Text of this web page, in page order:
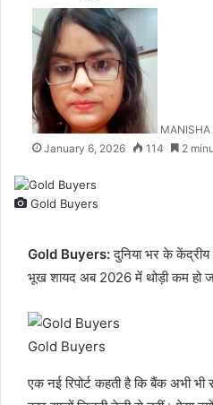
MANISHA
January 6, 2026
114 2
Gold Buyers
Gold Buyers:दुनिया भर के
भूख शायद अब 2026 में थोड़ी कम हो
Gold Buyers
एक नई रिपोर्ट कहती है कि बैंक अभी